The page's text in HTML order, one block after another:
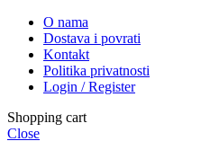
O nama
Dostava i povrati
Kontakt
Politika privatnosti
Login / Register
Shopping cart
Close